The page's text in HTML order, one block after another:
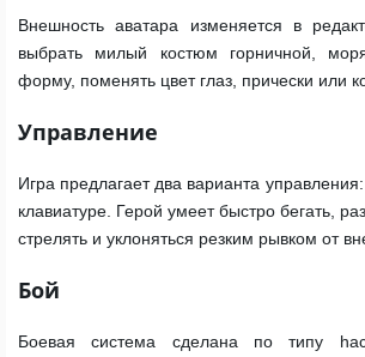
Внешность аватара изменяется в
выбрать милый костюм горничной,
форму, поменять цвет глаз, прически или
Управление
Игра предлагает два варианта
клавиатуре. Герой умеет быстро бегать,
стрелять и уклоняться резким рывком от
Бой
Боевая система сделана по типу